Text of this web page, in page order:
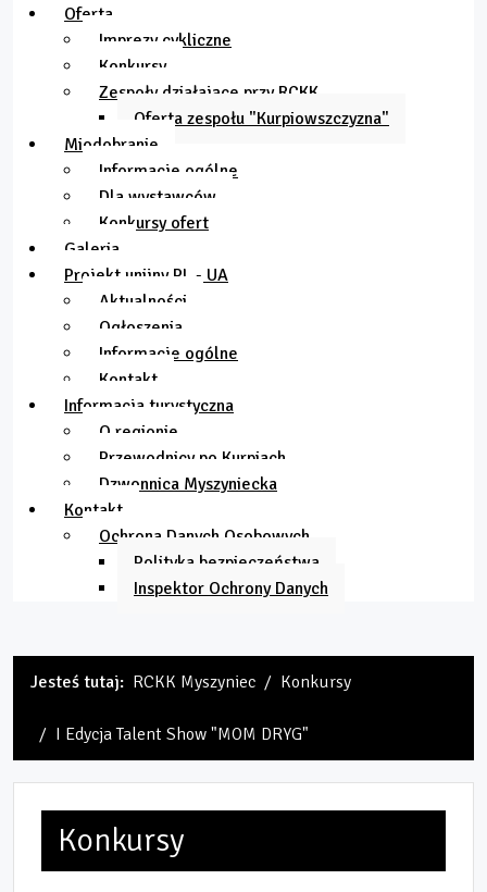
Oferta
Imprezy cykliczne
Konkursy
Zespoły działające przy RCKK
Oferta zespołu "Kurpiowszczyzna"
Miodobranie
Informacje ogólne
Dla wystawców
Konkursy ofert
Galeria
Projekt unijny PL - UA
Aktualności
Ogłoszenia
Informacje ogólne
Kontakt
Informacja turystyczna
O regionie
Przewodnicy po Kurpiach
Dzwonnica Myszyniecka
Kontakt
Ochrona Danych Osobowych
Polityka bezpieczeństwa
Inspektor Ochrony Danych
Jesteś tutaj: RCKK Myszyniec Konkursy
I Edycja Talent Show "MOM DRYG"
Konkursy